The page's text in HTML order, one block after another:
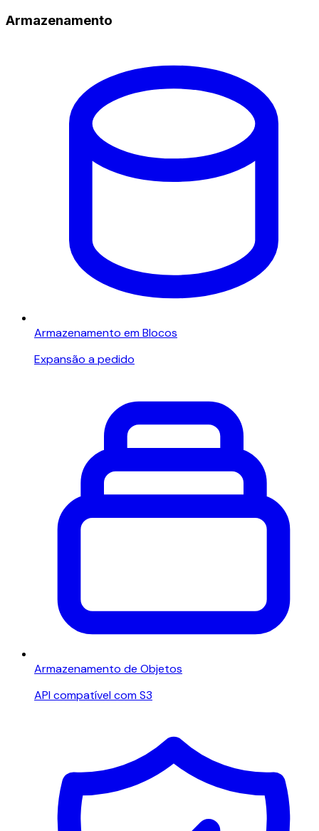
Armazenamento
Armazenamento em Blocos
Expansão a pedido
Armazenamento de Objetos
API compatível com S3